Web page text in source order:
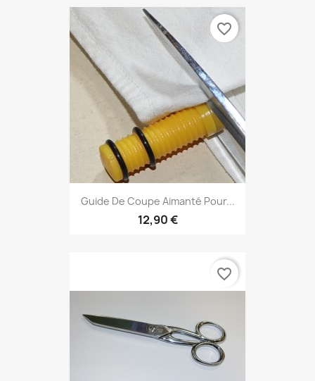
Guide De Coupe Aimanté Pour...
12,90 €
favorite_border
favorite_border